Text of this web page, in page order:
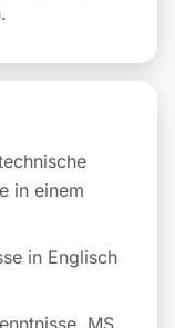
in einem
in Englisch
MS